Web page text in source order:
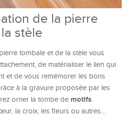
de la pierre
stèle
tombale et de la stèle vous
de matérialiser le lien qui
et de vous remémorer les bons
à la gravure proposée par les
orner la tombe de motifs
la croix, les fleurs ou autres…